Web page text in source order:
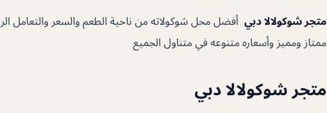
متجر شوكولالا دبي أفضل محل شوكولاته من ناحية الطعم والسعر والتعامل
ممتاز ومميز وأسعاره متنوعه في متناول الجميع
متجر شوكولالا دبي